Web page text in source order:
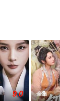
视剧、电视猫
9.0 全集